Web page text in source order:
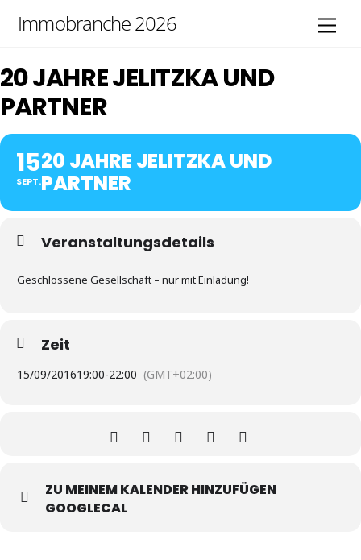
Immobranche 2026
20 JAHRE JELITZKA UND
PARTNER
15
SEPT.
20 JAHRE JELITZKA UND
PARTNER
Veranstaltungsdetails
Geschlossene Gesellschaft – nur mit Einladung!
Zeit
15/09/201619:00-22:00 (GMT+02:00)
ZU MEINEM KALENDER HINZUFÜGEN
GOOGLECAL